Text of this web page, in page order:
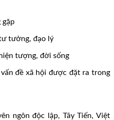
gặp
tưởng, đạo lý
tượng, đời sống
đề xã hội được đặt ra trong
ngôn độc lập, Tây Tiến, Việt